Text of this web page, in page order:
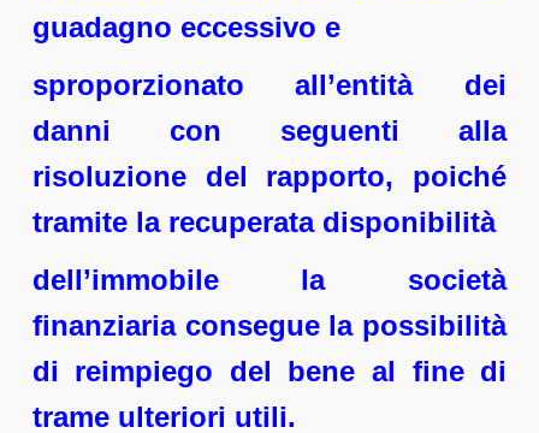
guadagno eccessivo e
sproporzionato all’entità dei
danni con seguenti alla
risoluzione del rapporto, poiché
tramite la recuperata disponibilità
dell’immobile la società
finanziaria consegue la possibilità
di reimpiego del bene al fine di
trame ulteriori utili.